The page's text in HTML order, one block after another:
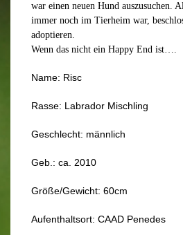
war einen neuen Hund auszusuchen.
immer noch im Tierheim war,
adoptieren.
Wenn das nicht ein Happy End ist….
Name: Risc
Rasse: Labrador Mischling
Geschlecht: männlich
Geb.: ca. 2010
Größe/Gewicht: 60cm
Aufenthaltsort: CAAD Penedes